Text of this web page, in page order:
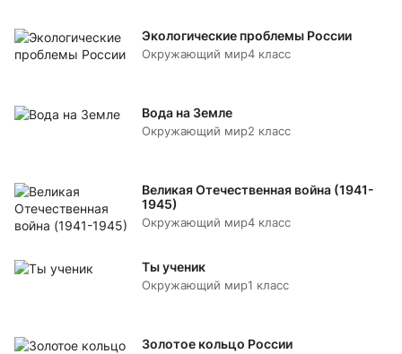
Экологические проблемы России
Окружающий мир4 класс
Вода на Земле
Окружающий мир2 класс
Великая Отечественная война (1941-
1945)
Окружающий мир4 класс
Ты ученик
Окружающий мир1 класс
Золотое кольцо России